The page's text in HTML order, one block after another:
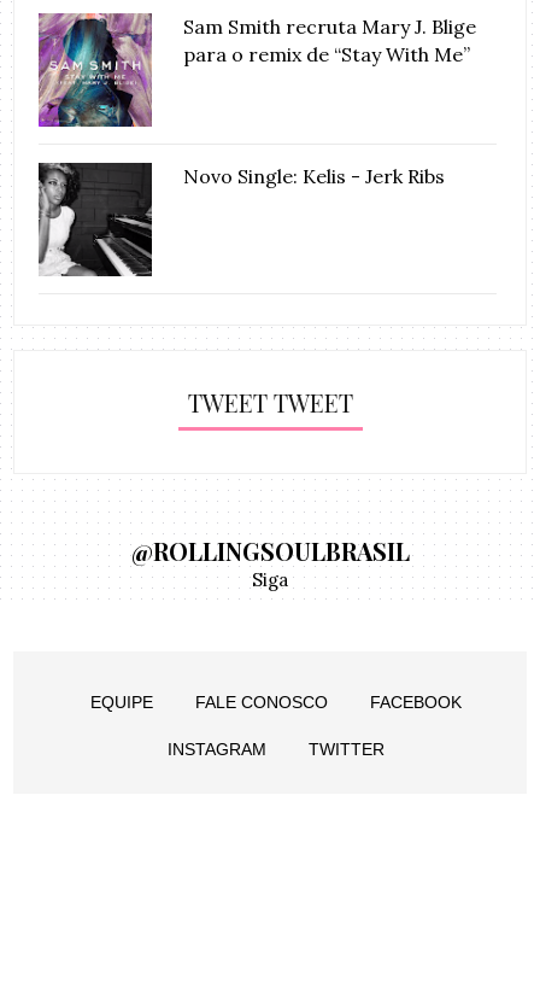
Sam Smith recruta Mary J. Blige
para o remix de “Stay With Me”
Novo Single: Kelis - Jerk Ribs
TWEET TWEET
@ROLLINGSOULBRASIL
Siga
EQUIPE FALE CONOSCO FACEBOOK
INSTAGRAM TWITTER